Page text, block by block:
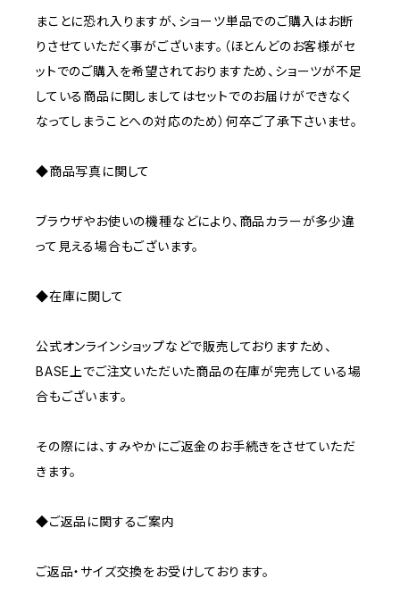
まことに恐れ入りますが、ショーツ単品でのご購入はお断
りさせていただく事がございます。（ほとんどのお客様がセ
ットでのご購入を希望されておりますため、ショーツが不足
している商品に関しましてはセットでのお届けができなく
なってしまうことへの対応のため）何卒ご了承下さいませ。
◆商品写真に関して
ブラウザやお使いの機種などにより、商品カラーが多少違
って見える場合もございます。
◆在庫に関して
公式オンラインショップなどで販売しておりますため、
BASE上でご注文いただいた商品の在庫が完売している場
合もございます。
その際には、すみやかにご返金のお手続きをさせていただ
きます。
◆ご返品に関するご案内
ご返品・サイズ交換をお受けしております。